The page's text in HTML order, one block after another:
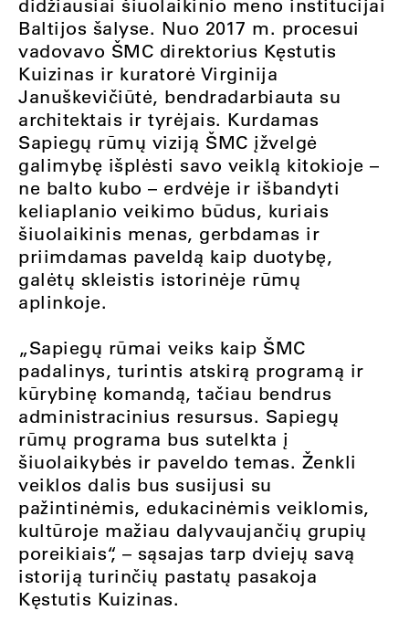
didžiausiai šiuolaikinio meno institucijai
Baltijos šalyse. Nuo 2017 m. procesui
vadovavo ŠMC direktorius Kęstutis
Kuizinas ir kuratorė Virginija
Januškevičiūtė, bendradarbiauta su
architektais ir tyrėjais. Kurdamas
Sapiegų rūmų viziją ŠMC įžvelgė
galimybę išplėsti savo veiklą kitokioje –
ne balto kubo – erdvėje ir išbandyti
keliaplanio veikimo būdus, kuriais
šiuolaikinis menas, gerbdamas ir
priimdamas paveldą kaip duotybę,
galėtų skleistis istorinėje rūmų
aplinkoje.
„Sapiegų rūmai veiks kaip ŠMC
padalinys, turintis atskirą programą ir
kūrybinę komandą, tačiau bendrus
administracinius resursus. Sapiegų
rūmų programa bus sutelkta į
šiuolaikybės ir paveldo temas. Ženkli
veiklos dalis bus susijusi su
pažintinėmis, edukacinėmis veiklomis,
kultūroje mažiau dalyvaujančių grupių
poreikiais“, – sąsajas tarp dviejų savą
istoriją turinčių pastatų pasakoja
Kęstutis Kuizinas.